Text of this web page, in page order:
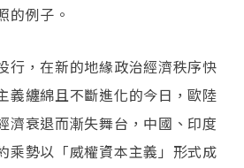
的例子。
行，在新的地緣政治經濟秩序快
義纏綿且不斷進化的今日，歐陸
濟衰退而漸失舞台，中國、印度
乘勢以「威權資本主義」形式成